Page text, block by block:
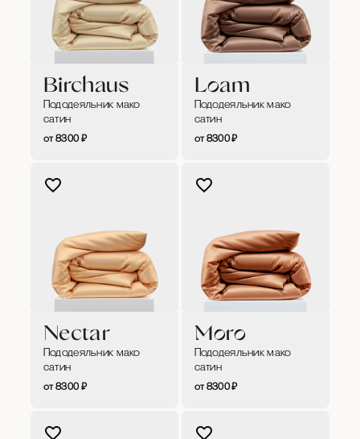
Birchaus
Пододеяльник мако
сатин
8300₽
Loam
Пододеяльник мако
сатин
8300₽
Nectar
Пододеяльник мако
сатин
8300₽
Moro
Пододеяльник мако
сатин
8300₽